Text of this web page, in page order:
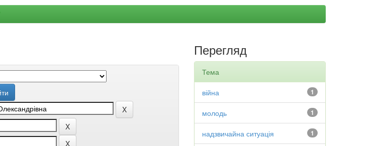
Перегляд
Тема
1
війна
1
молодь
1
надзвичайна ситуація